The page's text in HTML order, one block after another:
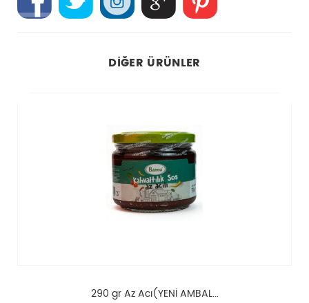
DIĞER ÜRÜNLER
290 gr Az Acı(YENİ AMBAL...